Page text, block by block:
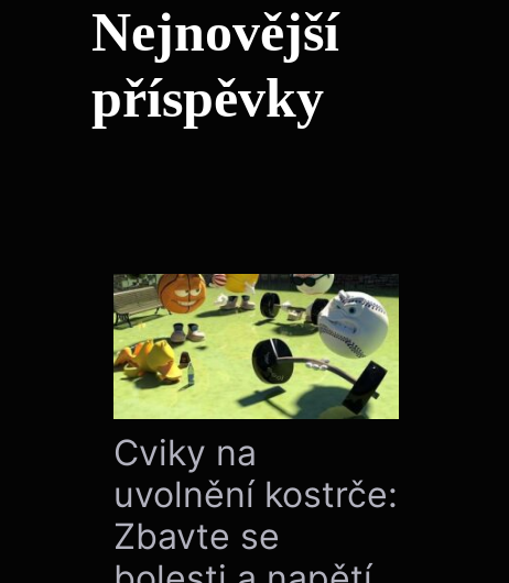
Nejnovější
příspěvky
Cviky na
uvolnění kostrče:
Zbavte se